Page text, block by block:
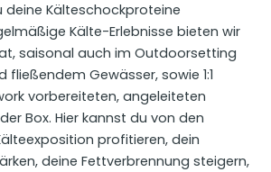
deine Kälteschockproteine
Kälte-Erlebnisse bieten wir
saisonal auch im Outdoorsetting
Gewässer, sowie 1:1
vorbereiteten, angeleiteten
Box. Hier kannst du von den
profitieren, dein
deine Fettverbrennung steigern,